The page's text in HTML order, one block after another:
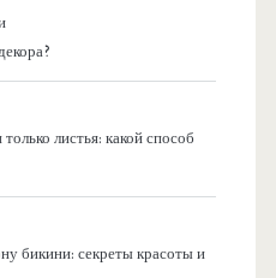
листья: какой способ
бикини: секреты красоты и